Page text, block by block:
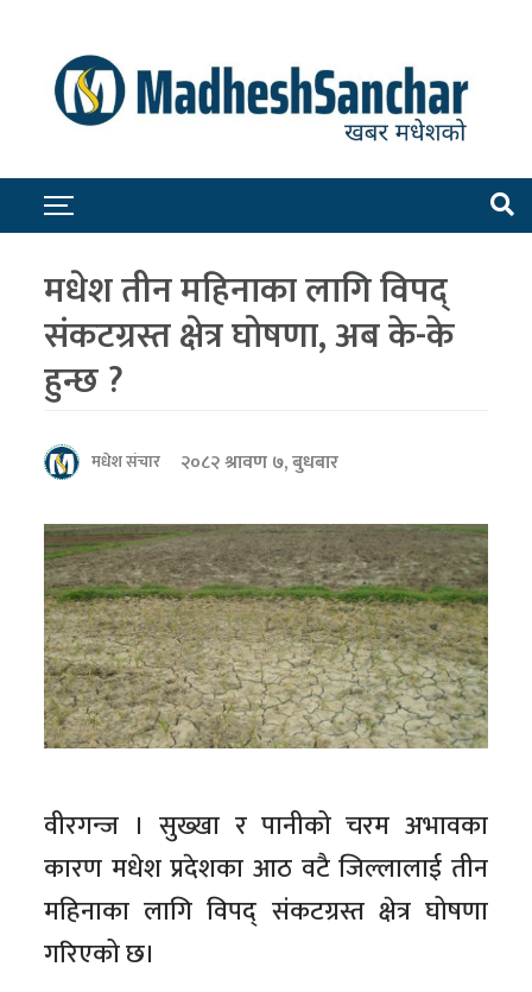
मधेश तीन महिनाका लागि विपद्
संकटग्रस्त क्षेत्र घोषणा, अब के-के
हुन्छ ?
मधेश संचार २०८२ श्रावण ७, बुधबार
वीरगन्ज । सुख्खा र पानीको चरम अभावका
कारण मधेश प्रदेशका आठ वटै जिल्लालाई तीन
महिनाका लागि विपद् संकटग्रस्त क्षेत्र घोषणा
गरिएको छ।